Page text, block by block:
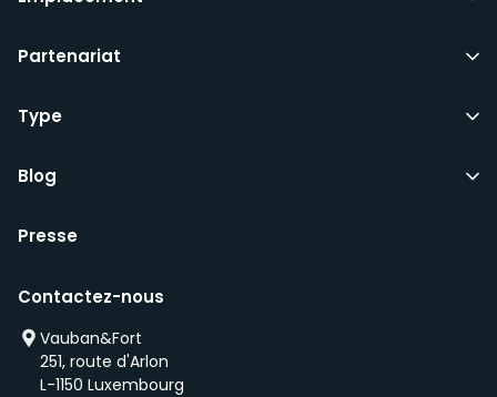
Partenariat
Type
Blog
Presse
Contactez-nous
Vauban&Fort
251, route d'Arlon
L-1150 Luxembourg